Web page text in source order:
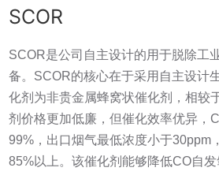
SCOR
SCOR是公司自主设计的用于脱除工
备。SCOR的核心在于采用自主设计
化剂为非贵金属蜂窝状催化剂，相较
剂价格更加低廉，但催化效率优异，
99%，出口烟气最低浓度小于30ppm
85%以上。该催化剂能够降低CO自